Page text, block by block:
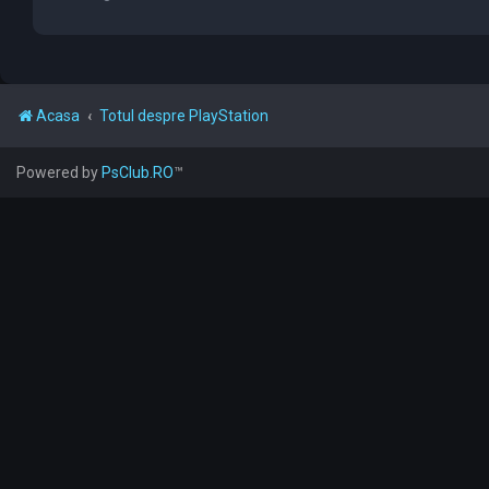
Acasa Totul despre PlayStation
Powered by PsClub.RO™